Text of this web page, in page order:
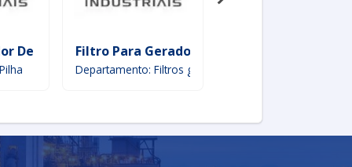
De EnergiaFiltro Para Gerador De Energia
Departamento: Filtros gerais